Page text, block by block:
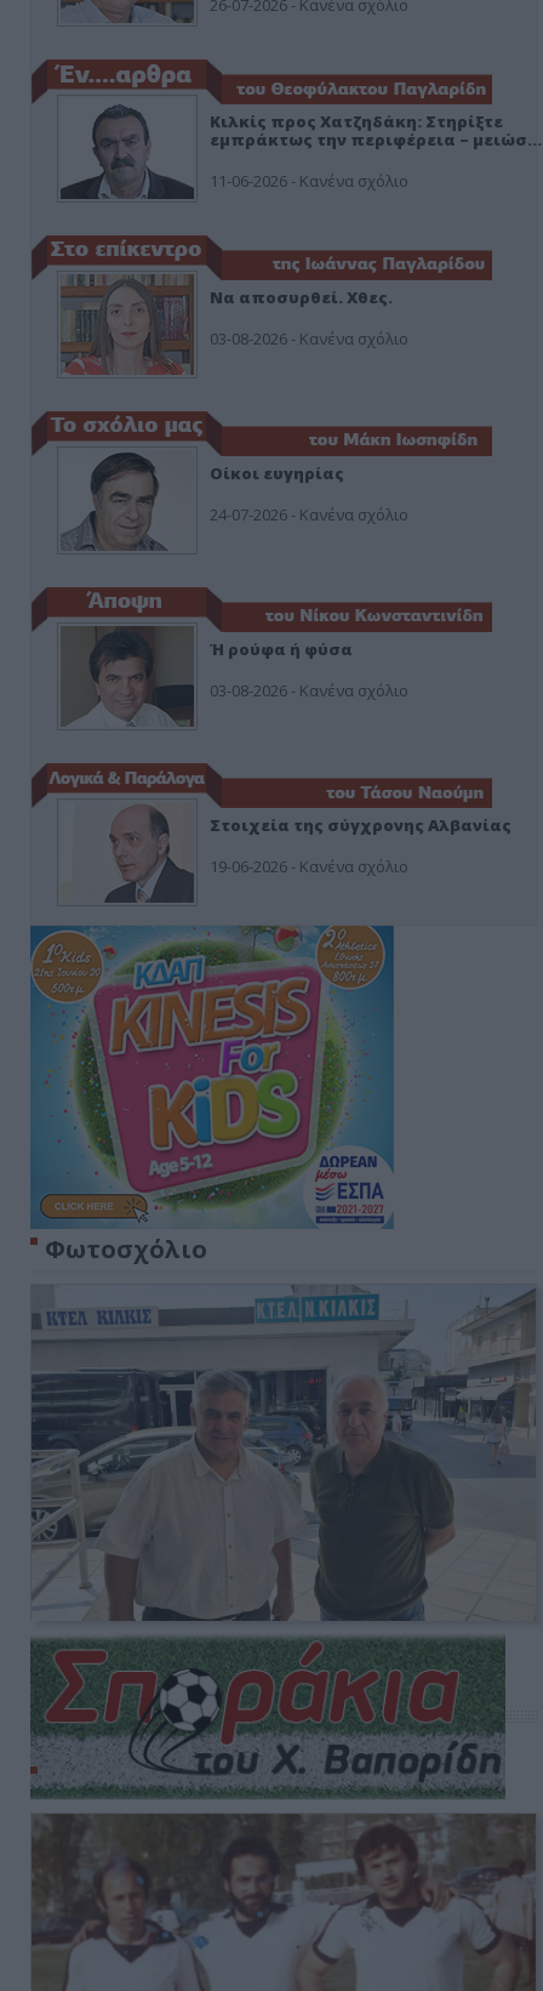
26-07-2026 - Κανένα σχόλιο
Κιλκίς προς Χατζηδάκη: Στηρίξτε
εμπράκτως την περιφέρεια – μειώσ…
11-06-2026 - Κανένα σχόλιο
Να αποσυρθεί. Χθες.
03-08-2026 - Κανένα σχόλιο
Οίκοι ευγηρίας
24-07-2026 - Κανένα σχόλιο
Ή ρούφα ή φύσα
03-08-2026 - Κανένα σχόλιο
Στοιχεία της σύγχρονης Αλβανίας
19-06-2026 - Κανένα σχόλιο
Φωτοσχόλιο